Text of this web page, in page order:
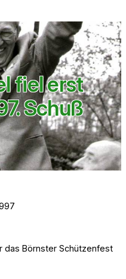
fiel erst
Schuß
das Börnster Schützenfest